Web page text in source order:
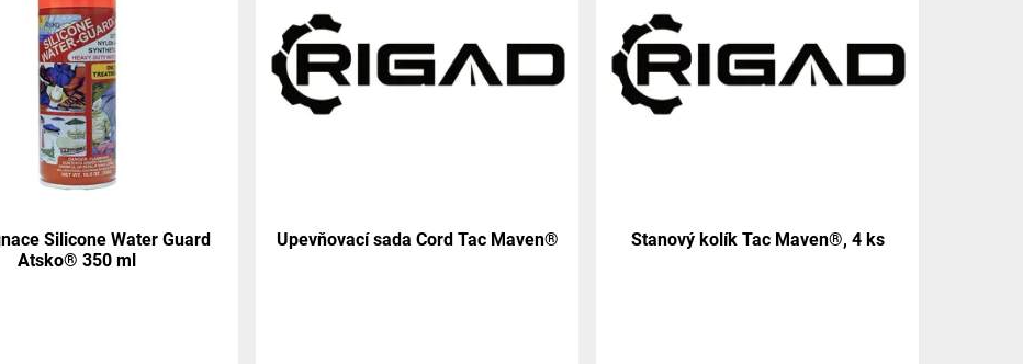
Silicone Water Guard
Atsko® 350 ml
Upevňovací sada Cord Tac Maven® Stanový kolík Tac Maven®, 4 ks